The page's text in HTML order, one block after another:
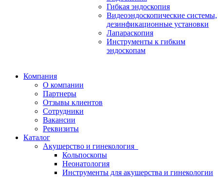
Гибкая эндоскопия
Видеоэндоскопические системы,
дезинфикационные установки
Лапараскопия
Инструменты к гибким
эндоскопам
Компания
О компании
Партнеры
Отзывы клиентов
Сотрудники
Вакансии
Реквизиты
Каталог
Акушерство и гинекология
Кольпоскопы
Неонатология
Инструменты для акушерства и гинекологии